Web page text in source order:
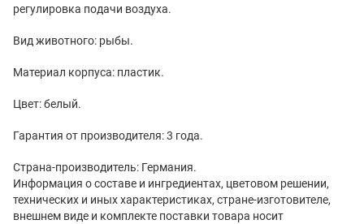
регулировка подачи воздуха.
Вид животного: рыбы.
Материал корпуса: пластик.
Цвет: белый.
Гарантия от производителя: 3 года.
Страна-производитель: Германия.
Информация о составе и ингредиентах, цветовом решении,
технических и иных характеристиках, стране-изготовителе,
внешнем виде и комплекте поставки товара носит